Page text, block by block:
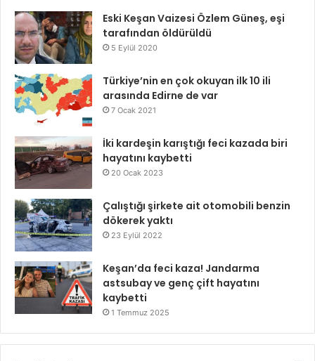
Eski Keşan Vaizesi Özlem Güneş, eşi
tarafından öldürüldü
5 Eylül 2020
Türkiye’nin en çok okuyan ilk 10 ili
arasında Edirne de var
7 Ocak 2021
İki kardeşin karıştığı feci kazada biri
hayatını kaybetti
20 Ocak 2023
Çalıştığı şirkete ait otomobili benzin
dökerek yaktı
23 Eylül 2022
Keşan’da feci kaza! Jandarma
astsubay ve genç çift hayatını
kaybetti
1 Temmuz 2025